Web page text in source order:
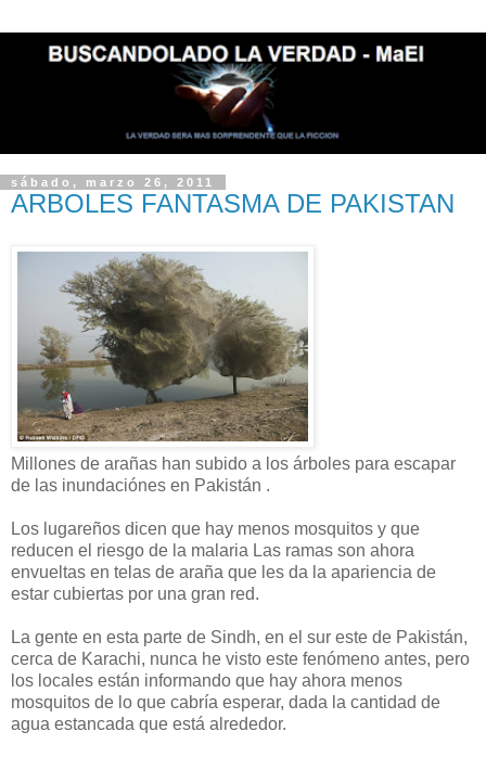
sábado, marzo 26, 2011
ARBOLES FANTASMA DE PAKISTAN
Millones de arañas han subido a los árboles para escapar
de las inundaciónes en Pakistán .
Los lugareños dicen que hay menos mosquitos y que
reducen el riesgo de la malaria Las ramas son ahora
envueltas en telas de araña que les da la apariencia de
estar cubiertas por una gran red.
La gente en esta parte de Sindh, en el sur este de Pakistán,
cerca de Karachi, nunca he visto este fenómeno antes, pero
los locales están informando que hay ahora menos
mosquitos de lo que cabría esperar, dada la cantidad de
agua estancada que está alrededor.